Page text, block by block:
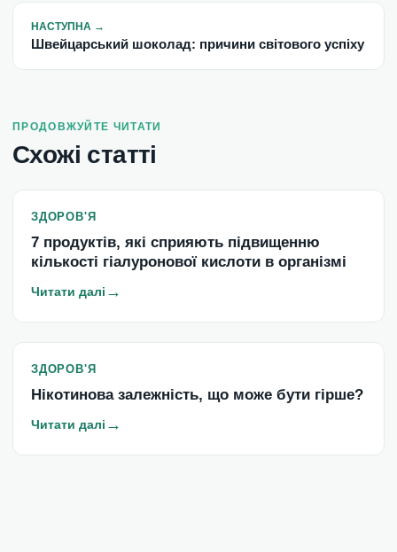
НАСТУПНА →
Швейцарський шоколад: причини світового успіху
ПРОДОВЖУЙТЕ ЧИТАТИ
Схожі статті
ЗДОРОВ'Я
7 продуктів, які сприяють підвищенню
кількості гіалуронової кислоти в організмі
Читати далі →
ЗДОРОВ'Я
Нікотинова залежність, що може бути гірше?
Читати далі →